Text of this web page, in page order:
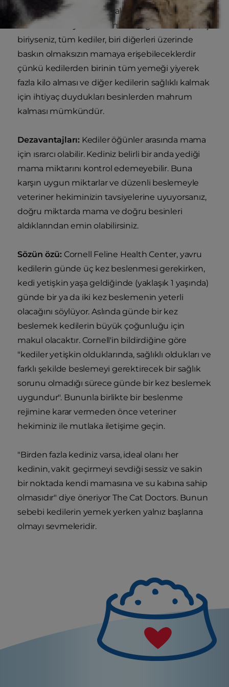
kolaylaştırır. Buna ek olarak, birden fazla kedisi
olan bir evin üyesi olma mutluluğuna kavuşmuş
biriyseniz, tüm kediler, biri diğerleri üzerinde
baskın olmaksızın mamaya erişebileceklerdir
çünkü kedilerden birinin tüm yemeği yiyerek
fazla kilo alması ve diğer kedilerin sağlıklı kalmak
için ihtiyaç duydukları besinlerden mahrum
kalması mümkündür.
Dezavantajları: Kediler öğünler arasında mama
için ısrarcı olabilir. Kediniz belirli bir anda yediği
mama miktarını kontrol edemeyebilir. Buna
karşın uygun miktarlar ve düzenli beslemeyle
veteriner hekiminizin tavsiyelerine uyuyorsanız,
doğru miktarda mama ve doğru besinleri
aldıklarından emin olabilirsiniz.
Sözün özü: Cornell Feline Health Center, yavru
kedilerin günde üç kez beslenmesi gerekirken,
kedi yetişkin yaşa geldiğinde (yaklaşık 1 yaşında)
günde bir ya da iki kez beslemenin yeterli
olacağını söylüyor. Aslında günde bir kez
beslemek kedilerin büyük çoğunluğu için
makul olacaktır. Cornell'in bildirdiğine göre
"kediler yetişkin olduklarında, sağlıklı oldukları ve
farklı şekilde beslemeyi gerektirecek bir sağlık
sorunu olmadığı sürece günde bir kez beslemek
uygundur". Bununla birlikte bir beslenme
rejimine karar vermeden önce veteriner
hekiminiz ile mutlaka iletişime geçin.
"Birden fazla kediniz varsa, ideal olanı her
kedinin, vakit geçirmeyi sevdiği sessiz ve sakin
bir noktada kendi mamasına ve su kabına sahip
olmasıdır" diye öneriyor The Cat Doctors. Bunun
sebebi kedilerin yemek yerken yalnız başlarına
olmayı sevmeleridir.